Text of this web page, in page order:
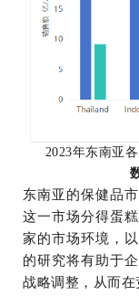
2023年东南亚
东南亚的保健品
这一市场分得蛋
家的市场环境，
的研究将有助于
战略调整，从而在